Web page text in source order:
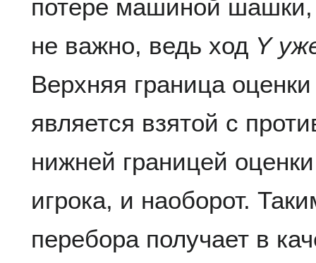
потере машиной
не важно, ведь ход Y
Верхняя граница
является взятой с
нижней границей
игрока, и наоборот.
перебора получает в